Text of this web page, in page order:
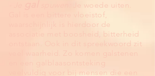
Je woede uiten.
Gal is een bittere vloeistof,
waarschijnlijk is hierdoor de
associatie met boosheid, bitterheid
ontstaan. Ook in dit spreekwoord zit
veelvuldig voor bij mensen die een